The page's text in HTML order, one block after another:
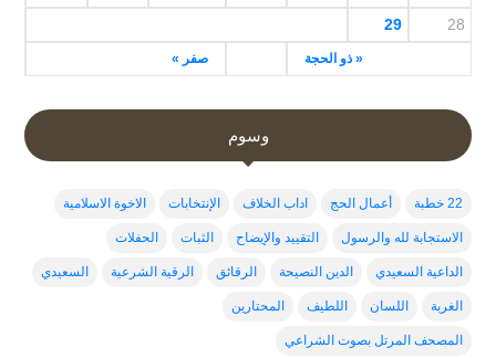
« ذو الحجة صفر »
28
29
وسوم
22 خطبة أعمال الحج اداب الخلاف الإنتخابات الاخوة الاسلامية
الاستجابة لله والرسول التقييد والإيضاح الثبات الحفلات
الداعية السعيدي الدين النصيحة الرقائق الرقية الشرعية السعيدي
الغربة اللسان اللطيف المحتارين
المصحف المرتل بصوت الشراعي